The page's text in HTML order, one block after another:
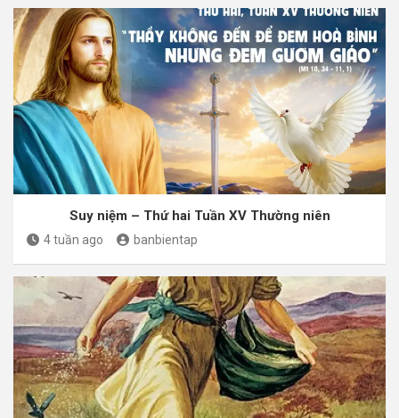
Suy niệm – Thứ hai Tuần XV Thường niên
4 tuần ago banbientap